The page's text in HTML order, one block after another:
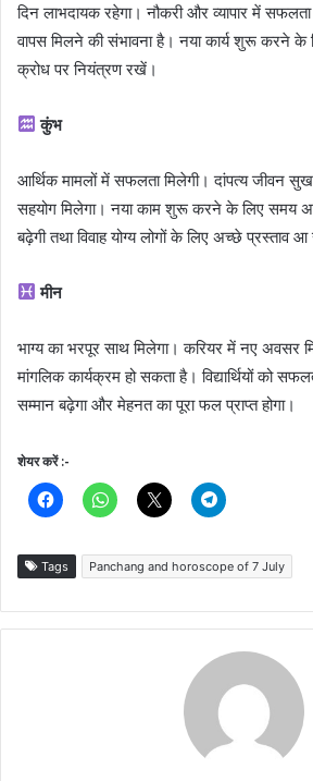
दिन लाभदायक रहेगा। नौकरी और व्यापार में
वापस मिलने की संभावना है। नया कार्य शुरू करने
क्रोध पर नियंत्रण रखें।
कुंभ
आर्थिक मामलों में सफलता मिलेगी। दांपत्य जीवन
सहयोग मिलेगा। नया काम शुरू करने के लिए समय
बढ़ेगी तथा विवाह योग्य लोगों के लिए अच्छे प्रस्ताव
मीन
भाग्य का भरपूर साथ मिलेगा। करियर में नए अवसर
मांगलिक कार्यक्रम हो सकता है। विद्यार्थियों को
सम्मान बढ़ेगा और मेहनत का पूरा फल प्राप्त होगा।
शेयर करें :-
Tags Panchang and horoscope of 7 July